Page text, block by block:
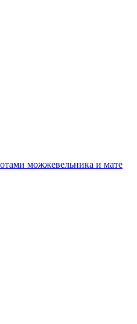
можжевельника и мате